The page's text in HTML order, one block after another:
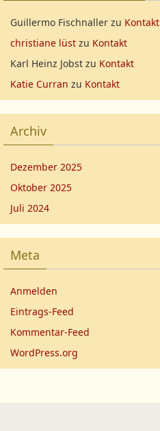
Guillermo Fischnaller zu Kontakt
christiane lüst zu Kontakt
Karl Heinz Jobst zu Kontakt
Katie Curran zu Kontakt
Archiv
Dezember 2025
Oktober 2025
Juli 2024
Meta
Anmelden
Eintrags-Feed
Kommentar-Feed
WordPress.org